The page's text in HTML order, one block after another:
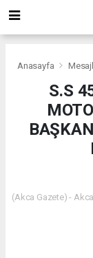
Anasayfa
S.S
(Akca Gazete) -